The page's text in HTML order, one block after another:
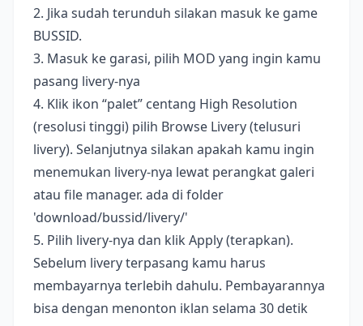
2. Jika sudah terunduh silakan masuk ke game
BUSSID.
3. Masuk ke garasi, pilih MOD yang ingin kamu
pasang livery-nya
4. Klik ikon “palet” centang High Resolution
(resolusi tinggi) pilih Browse Livery (telusuri
livery). Selanjutnya silakan apakah kamu ingin
menemukan livery-nya lewat perangkat galeri
atau file manager. ada di folder
'download/bussid/livery/'
5. Pilih livery-nya dan klik Apply (terapkan).
Sebelum livery terpasang kamu harus
membayarnya terlebih dahulu. Pembayarannya
bisa dengan menonton iklan selama 30 detik